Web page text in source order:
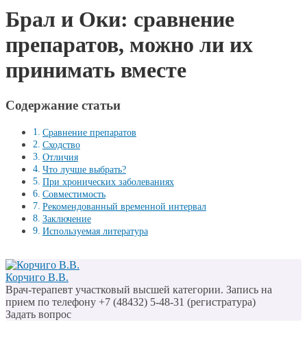
Брал и Оки: сравнение
препаратов, можно ли их
принимать вместе
Содержание статьи
Сравнение препаратов
Сходство
Отличия
Что лучше выбрать?
При хронических заболеваниях
Совместимость
Рекомендованный временной интервал
Заключение
Используемая литература
Корчиго В.В.
Врач-терапевт участковый высшей категории. Запись на
прием по телефону +7 (48432) 5-48-31 (регистратура)
Задать вопрос